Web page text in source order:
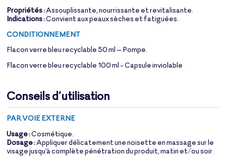
Propriétés :Assouplissante, nourrissante et revitalisante.
Indications :Convient aux peaux sèches et fatiguées.
CONDITIONNEMENT
Flacon verre bleu recyclable 50 ml – Pompe.
Flacon verre bleu recyclable 100 ml - Capsule inviolable
Conseils d’utilisation
PAR VOIE EXTERNE
Usage :Cosmétique.
Dosage :Appliquer délicatement une noisette en massage sur le
visage jusqu'à complète pénétration du produit, matin et/ou soir.